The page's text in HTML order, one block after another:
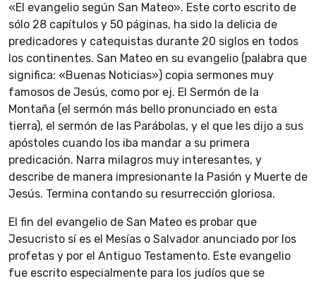
«El evangelio según San Mateo». Este corto escrito de
sólo 28 capítulos y 50 páginas, ha sido la delicia de
predicadores y catequistas durante 20 siglos en todos
los continentes. San Mateo en su evangelio (palabra que
significa: «Buenas Noticias») copia sermones muy
famosos de Jesús, como por ej. El Sermón de la
Montaña (el sermón más bello pronunciado en esta
tierra), el sermón de las Parábolas, y el que les dijo a sus
apóstoles cuando los iba mandar a su primera
predicación. Narra milagros muy interesantes, y
describe de manera impresionante la Pasión y Muerte de
Jesús. Termina contando su resurrección gloriosa.
El fin del evangelio de San Mateo es probar que
Jesucristo sí es el Mesías o Salvador anunciado por los
profetas y por el Antiguo Testamento. Este evangelio
fue escrito especialmente para los judíos que se